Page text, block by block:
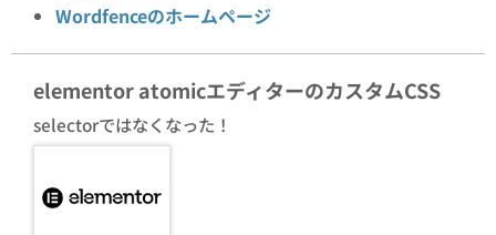
Wordfenceのホームページ
elementor atomicエディターのカスタムCSS
selectorではなくなった！